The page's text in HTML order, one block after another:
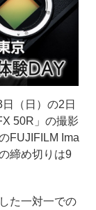
（日）の2日
50R」の撮影
FUJIFILM Ima
締め切りは9
た一対一での